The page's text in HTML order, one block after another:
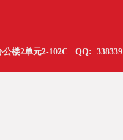
楼2单元2-102C QQ: